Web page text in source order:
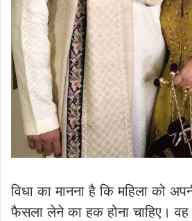
विधा का मानना है कि महिला को
फैसला लेने का हक होना चाहिए।